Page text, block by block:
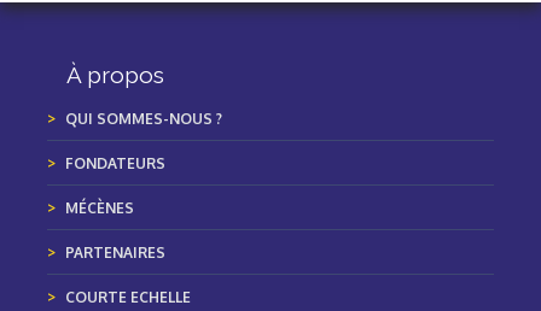
À propos
QUI SOMMES-NOUS ?
FONDATEURS
MÉCÈNES
PARTENAIRES
COURTE ECHELLE